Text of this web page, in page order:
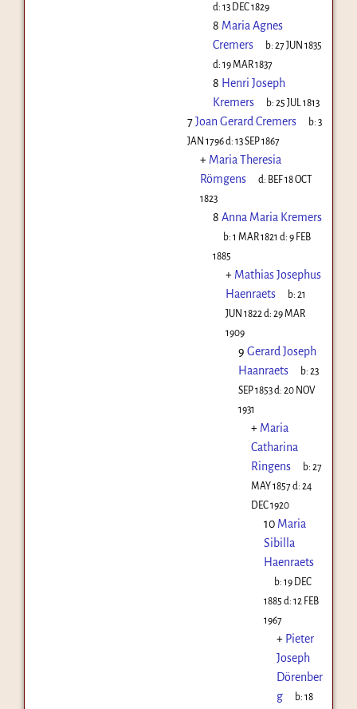
d: 13 DEC 1829
8 Maria Agnes
Cremers
b:27 JUN 1835
d: 19 MAR 1837
8 Henri Joseph
Kremers
b:25 JUL 1813
7Joan Gerard Cremers b:3
JAN 1796d: 13 SEP 1867
+ Maria Theresia
Römgens
d: BEF 18 OCT
1823
8 Anna Maria Kremers
b:1 MAR 1821 d:9 FEB
1885
+ Mathias Josephus
Haenraets
b:21
JUN 1822 d: 29 MAR
1909
9 Gerard Joseph
Haanraets
b:23
SEP 1853d: 20 NOV
1931
+ Maria
Catharina
Ringens
b:27
MAY 1857d: 24
DEC 1920
10 Maria
Sibilla
Haenraets
b:19 DEC
1885 d: 12 FEB
1967
+ Pieter
Joseph
Dörenber
g
b:18